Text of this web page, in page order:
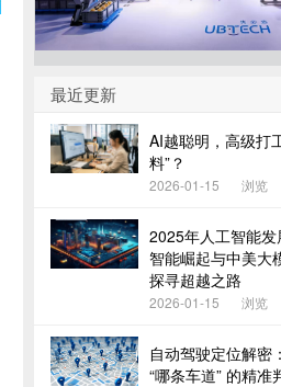
最近更新
AI越聪明，高级打
料”？
2026-01-15 浏览
2025年人工智能
智能崛起与中美大
探寻超越之路
2026-01-15 浏览
自动驾驶定位解密
“哪条车道” 的精准